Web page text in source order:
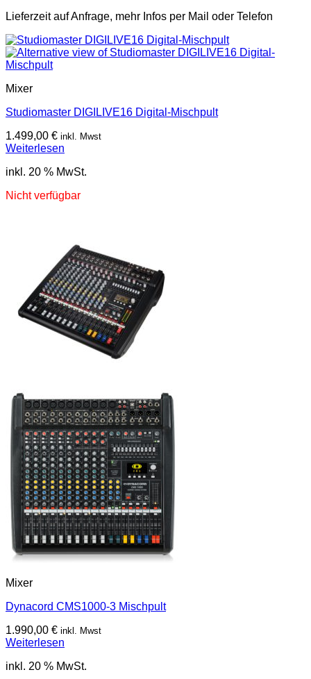
Lieferzeit auf Anfrage, mehr Infos per Mail oder Telefon
Mixer
Studiomaster DIGILIVE16 Digital-Mischpult
1.499,00 € inkl. Mwst
Weiterlesen
inkl. 20 % MwSt.
Nicht verfügbar
Mixer
Dynacord CMS1000-3 Mischpult
1.990,00 € inkl. Mwst
Weiterlesen
inkl. 20 % MwSt.